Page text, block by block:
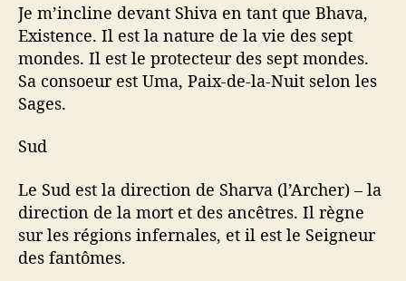
Je m’incline devant Shiva en tant que Bhava,
Existence. Il est la nature de la vie des sept
mondes. Il est le protecteur des sept mondes.
Sa consoeur est Uma, Paix-de-la-Nuit selon les
Sages.
Sud
Le Sud est la direction de Sharva (l’Archer) – la
direction de la mort et des ancêtres. Il règne
sur les régions infernales, et il est le Seigneur
des fantômes.